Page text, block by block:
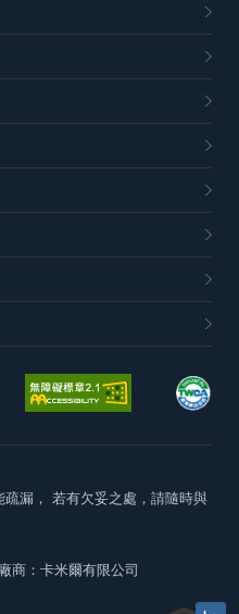
漏， 若有欠妥之處，請隨時與
商：卡米爾有限公司